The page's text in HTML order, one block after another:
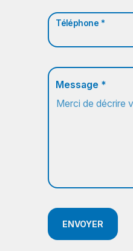
Téléphone *
Message *
ENVOYER